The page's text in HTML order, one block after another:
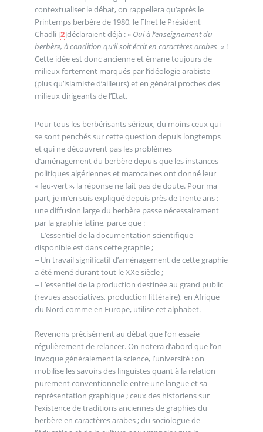
contextualiser le débat, on rappellera qu’après le
Printemps berbère de 1980, le Flnet le Président
Chadli [2]déclaraient déjà : « Oui à l’enseignement du
berbère, à condition qu’il soit écrit en caractères arabes » !
Cette idée est donc ancienne et émane toujours de
milieux fortement marqués par l’idéologie arabiste
(plus qu’islamiste d’ailleurs) et en général proches des
milieux dirigeants de l’Etat.
Pour tous les berbérisants sérieux, du moins ceux qui
se sont penchés sur cette question depuis longtemps
et qui ne découvrent pas les problèmes
d’aménagement du berbère depuis que les instances
politiques algériennes et marocaines ont donné leur
« feu-vert », la réponse ne fait pas de doute. Pour ma
part, je m’en suis expliqué depuis près de trente ans :
une diffusion large du berbère passe nécessairement
par la graphie latine, parce que :
‒ L’essentiel de la documentation scientifique
disponible est dans cette graphie ;
‒ Un travail significatif d’aménagement de cette graphie
a été mené durant tout le XXe siècle ;
‒ L’essentiel de la production destinée au grand public
(revues associatives, production littéraire), en Afrique
du Nord comme en Europe, utilise cet alphabet.
Revenons précisément au débat que l’on essaie
régulièrement de relancer. On notera d’abord que l’on
invoque généralement la science, l’université : on
mobilise les savoirs des linguistes quant à la relation
purement conventionnelle entre une langue et sa
représentation graphique ; ceux des historiens sur
l’existence de traditions anciennes de graphies du
berbère en caractères arabes ; du sociologue de